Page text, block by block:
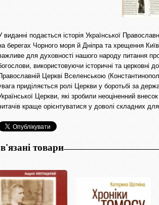
виданні подається історія Української
берегах Чорного моря й Дніпра та хрещення
для духовності нашого народу питання
використовуючи історичні та церковні
Церкві Вселенською
приділяється ролі Церкви у боротьбі за
Церкви, які зробили неоціненний
краще орієнтуватися у доволі складних
товари